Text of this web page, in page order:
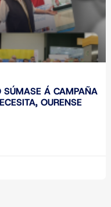
SÚMASE Á CAMPAÑA
OURENSE